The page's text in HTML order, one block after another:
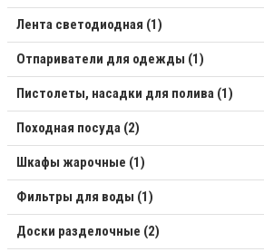
Лента светодиодная (1)
Отпариватели для одежды (1)
Пистолеты, насадки для полива (1)
Походная посуда (2)
Шкафы жарочные (1)
Фильтры для воды (1)
Доски разделочные (2)